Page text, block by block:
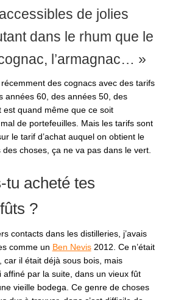
de jolies
dans le rhum que le
l’armagnac… »
récemment des cognacs avec des tarifs
années 60, des années 50, des
est quand même que ce soit
de portefeuilles. Mais les tarifs sont
le tarif d’achat auquel on obtient le
choses, ça ne va pas dans le vert.
tu acheté tes
?
contacts dans les distilleries, j’avais
comme un Ben Nevis2012. Ce n’était
car il était déjà sous bois, mais
affiné par la suite, dans un vieux fût
vieille bodega. Ce genre de choses